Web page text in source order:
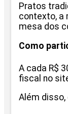
Pratos
contexto, a
mesa dos
Como
A cada R$
fiscal no
Além